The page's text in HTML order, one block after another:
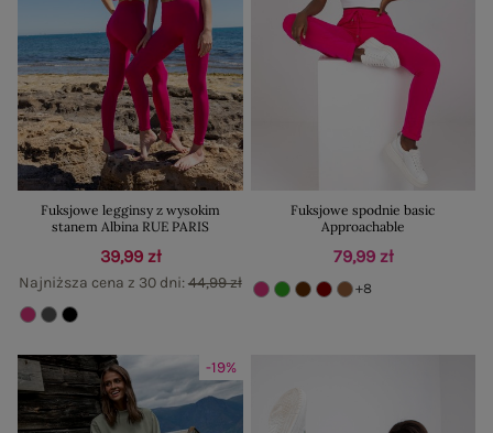
Fuksjowe legginsy z wysokim
stanem Albina RUE PARIS
39,99 zł
Najniższa cena z 30 dni:44,99 zł
Fuksjowe spodnie basic
Approachable
79,99 zł
+8
-19%